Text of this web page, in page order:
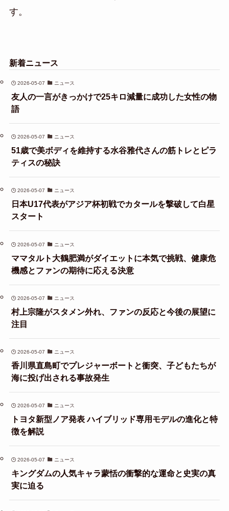
す。
新着ニュース
2026-05-07 ニュース
友人の一言がきっかけで25キロ減量に成功した女性の物
語
2026-05-07 ニュース
51歳で美ボディを維持する水谷雅代さんの筋トレとピラ
ティスの秘訣
2026-05-07 ニュース
日本U17代表がアジア杯初戦でカタールを撃破して白星
スタート
2026-05-07 ニュース
ママタルト大鶴肥満がダイエットに本気で挑戦、健康危
機感とファンの期待に応える決意
2026-05-07 ニュース
村上宗隆がスタメン外れ、ファンの反応と今後の展望に
注目
2026-05-07 ニュース
香川県直島町でプレジャーボートと衝突、子どもたちが
海に投げ出される事故発生
2026-05-07 ニュース
トヨタ新型ノア発表 ハイブリッド専用モデルの進化と特
徴を解説
2026-05-07 ニュース
キングダムの人気キャラ蒙恬の衝撃的な運命と史実の真
実に迫る